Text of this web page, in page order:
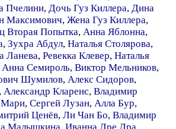
Пчелини, Дочь Гуз Киллера, Дина
Максимович, Жена Гуз Киллера,
Вторая Попытка, Анна Яблонна,
, Зухра Абдул, Наталья Столярова,
Ланева, Ревекка Клевер, Наталья
Анна Семироль, Виктор Мельников,
Шумилов, Алекс Сидоров,
, Александр Кларенс, Владимир
Мари, Сергей Лузан, Алла Бур,
Ценёв, Ли Чан Бо, Владимир
Малышкина, Иванна Дре Дра,